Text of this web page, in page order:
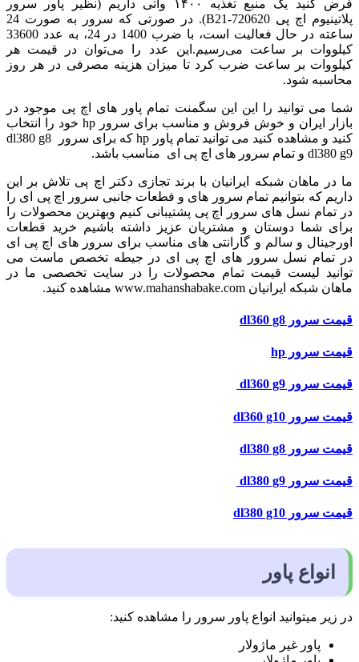
فرض کنید یک منبع تغذیه ۱۴۰۰ واتی داریم (نظیر پاور سرور
پلاتینیوم اچ پی 720620-B21). در صورتی که سرور به صورت 24
ساعته در حال فعالیت است، با ضرب 1400 در 24، به عدد 33600
کیلووات بر ساعت می‌رسیم.این عدد را می‌توان در قیمت هر
کیلووات بر ساعت ضرب کرد تا میزان هزینه مصرفی در هر روز
محاسبه شود.
شما می توانید را این این سگمنت تمام پاور های اچ پی موجود در
بازار ایران و خوش فروش و مناسب برای سرور hp خود را انتخاب
کنید و مشاهده کنید می توانید تمام پاور hp که برای سرور dl380 g8
dl380 g9 و تمام سرور های اچ پی ای مناسب باشد.
ما در ماهان شبکه ایرانیان با برند تجازی دکتر اچ پی تلاش بر این
داریم که بتوانیم تمام سرور های و فطعات جانبی سرور اچ پی ای را
در تمام نسل های سرور اچ پی پشتیبانی کنیم وبهترین محصولات را
برای شما دوستان و مشتریان عزیز داشته باشیم خرید قطعات
اورجینال و سالم و گارانتی های مناسب برای سرور های اچ پی ای
در تمام نسل سرور های اچ پی ای در جیطه تخصص ماست می
توانید لیست قیمت تمام محصولات را در سایت تخصصی ما در
ماهان شبکه ایرانیان www.mahanshabake.com مشاهده کنید.
قیمت سرور dl360 g8
قیمت سرور hp
قیمت سرور dl360 g9
قیمت سرور dl360 g10
قیمت سرور dl380 g8
قیمت سرور dl380 g9
قیمت سرور dl380 g10
انواع پاور
در زیر میتوانید انواع پاور سرور را مشاهده کنید:
پاور غیر ماژولار